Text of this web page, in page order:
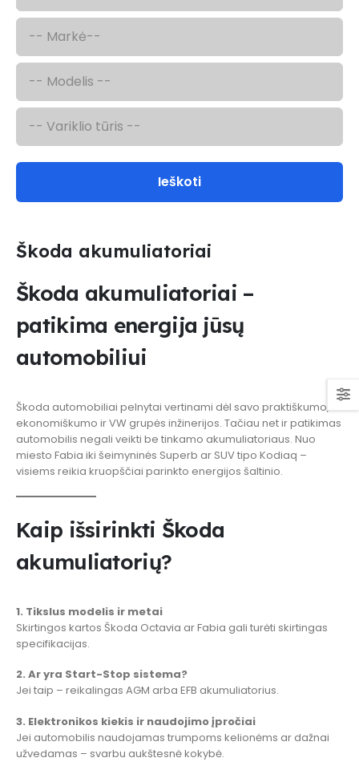
Ieškoti
Škoda akumuliatoriai
Škoda akumuliatoriai –
patikima energija jūsų
automobiliui
Škoda automobiliai pelnytai vertinami dėl savo praktiškumo,
ekonomiškumo ir VW grupės inžinerijos. Tačiau net ir patikimas
automobilis negali veikti be tinkamo akumuliatoriaus. Nuo
miesto Fabia iki šeimyninės Superb ar SUV tipo Kodiaq –
visiems reikia kruopščiai parinkto energijos šaltinio.
Kaip išsirinkti Škoda
akumuliatorių?
1. Tikslus modelis ir metai
Skirtingos kartos Škoda Octavia ar Fabia gali turėti skirtingas
specifikacijas.
2. Ar yra Start-Stop sistema?
Jei taip – reikalingas AGM arba EFB akumuliatorius.
3. Elektronikos kiekis ir naudojimo įpročiai
Jei automobilis naudojamas trumpoms kelionėms ar dažnai
užvedamas – svarbu aukštesnė kokybė.